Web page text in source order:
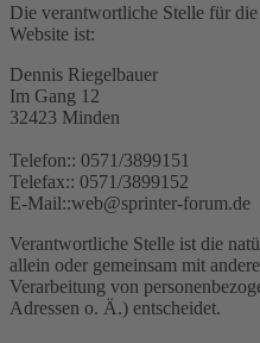
Die verantwortliche Stelle für
Website ist:
Dennis Riegelbauer
Im Gang 12
32423 Minden
Telefon:: 0571/3899151
Telefax:: 0571/3899152
E-Mail::web@sprinter-forum.de
Verantwortliche Stelle ist die
allein oder gemeinsam mit
Verarbeitung von
Adressen o. Ä.) entscheidet.